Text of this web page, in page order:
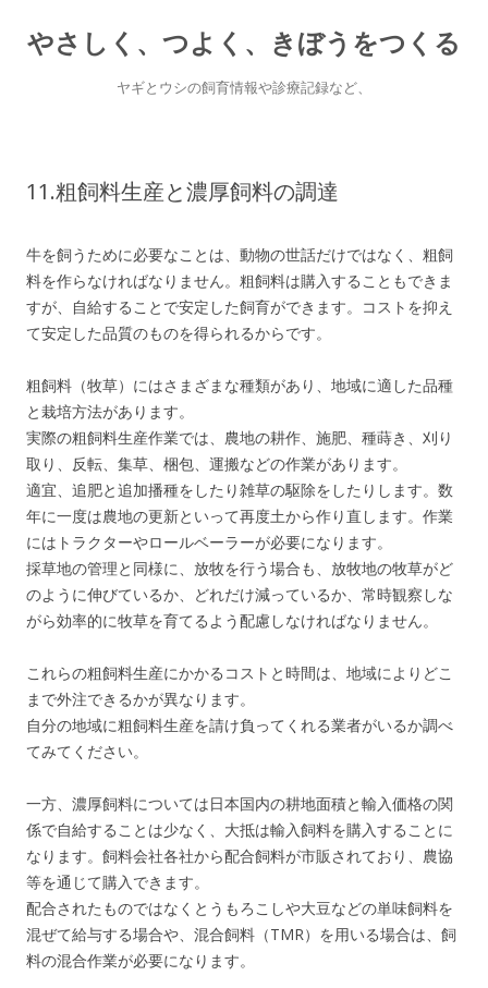
やさしく、つよく、きぼうをつくる
ヤギとウシの飼育情報や診療記録など、
11.粗飼料生産と濃厚飼料の調達
牛を飼うために必要なことは、動物の世話だけではなく、粗飼
料を作らなければなりません。粗飼料は購入することもできま
すが、自給することで安定した飼育ができます。コストを抑え
て安定した品質のものを得られるからです。
粗飼料（牧草）にはさまざまな種類があり、地域に適した品種
と栽培方法があります。
実際の粗飼料生産作業では、農地の耕作、施肥、種蒔き、刈り
取り、反転、集草、梱包、運搬などの作業があります。
適宜、追肥と追加播種をしたり雑草の駆除をしたりします。数
年に一度は農地の更新といって再度土から作り直します。作業
にはトラクターやロールベーラーが必要になります。
採草地の管理と同様に、放牧を行う場合も、放牧地の牧草がど
のように伸びているか、どれだけ減っているか、常時観察しな
がら効率的に牧草を育てるよう配慮しなければなりません。
これらの粗飼料生産にかかるコストと時間は、地域によりどこ
まで外注できるかが異なります。
自分の地域に粗飼料生産を請け負ってくれる業者がいるか調べ
てみてください。
一方、濃厚飼料については日本国内の耕地面積と輸入価格の関
係で自給することは少なく、大抵は輸入飼料を購入することに
なります。飼料会社各社から配合飼料が市販されており、農協
等を通じて購入できます。
配合されたものではなくとうもろこしや大豆などの単味飼料を
混ぜて給与する場合や、混合飼料（TMR）を用いる場合は、飼
料の混合作業が必要になります。